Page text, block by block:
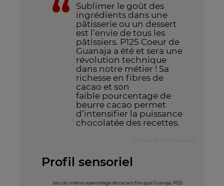
Sublimer le goût des
ingrédients dans une
pâtisserie ou un dessert
est l’envie de tous les
pâtissiers. P125 Coeur de
Guanaja a été et sera une
révolution technique
dans notre métier ! Sa
richesse en fibres de
cacao et son
faible pourcentage de
beurre cacao permet
d’intensifier la puissance
chocolatée des recettes.
Profil sensoriel
Issu du même assemblage de cacaos fins que Guanaja, P125